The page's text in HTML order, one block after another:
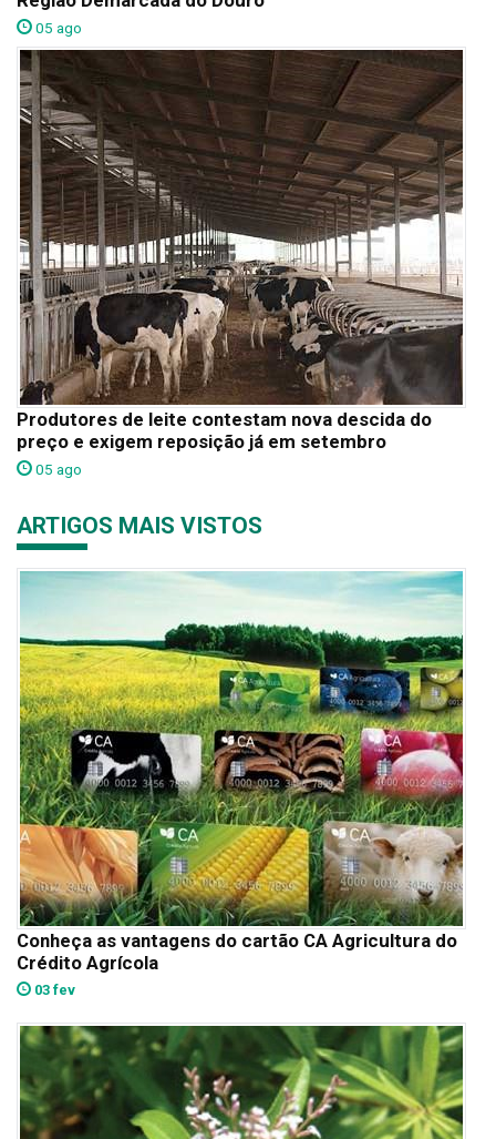
05 ago
Produtores de leite contestam nova descida do
preço e exigem reposição já em setembro
05 ago
ARTIGOS MAIS VISTOS
Conheça as vantagens do cartão CA Agricultura do
Crédito Agrícola
03 fev